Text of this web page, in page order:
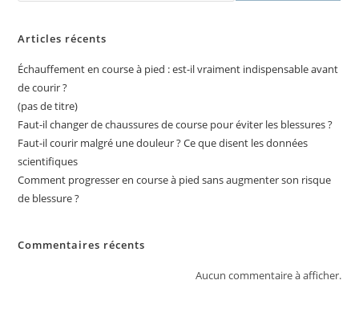
Articles récents
Échauffement en course à pied : est-il vraiment indispensable avant
de courir ?
(pas de titre)
Faut-il changer de chaussures de course pour éviter les blessures ?
Faut-il courir malgré une douleur ? Ce que disent les données
scientifiques
Comment progresser en course à pied sans augmenter son risque
de blessure ?
Commentaires récents
Aucun commentaire à afficher.